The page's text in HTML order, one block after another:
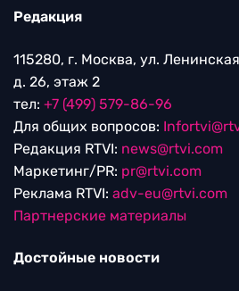
Редакция
115280, г. Москва, ул.
д. 26, этаж 2
тел: +7 (499) 579-86-96
Для общих вопросов:
Редакция RTVI: news@rtvi.com
Маркетинг/PR: pr@rtvi.com
Реклама RTVI: adv-eu@rtvi.com
Партнерские материалы
Достойные новости